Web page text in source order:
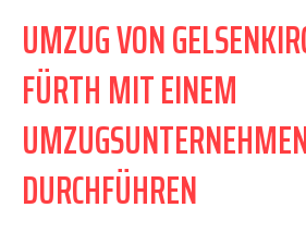
UMZUG VON
FÜRTH MIT EINEM
DURCHFÜHREN